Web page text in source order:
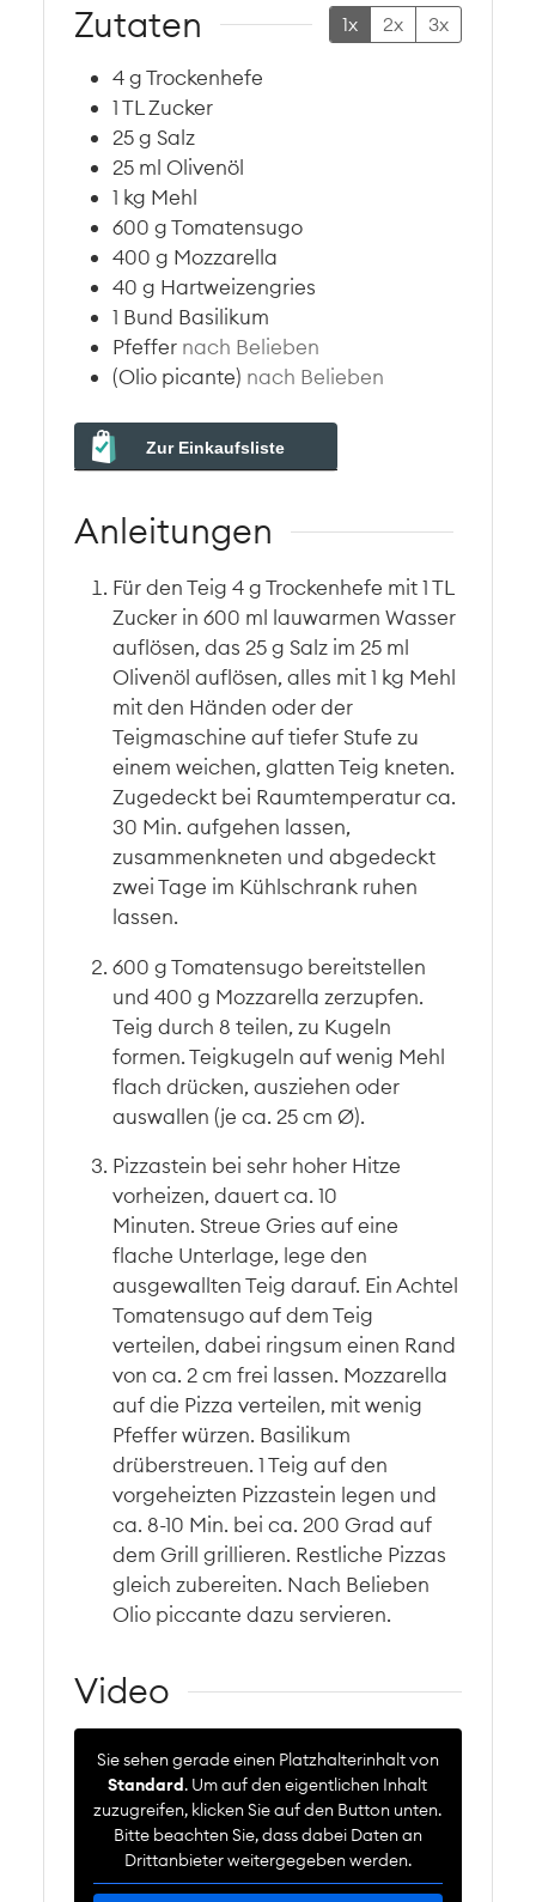
Zutaten 1x 2x 3x
4gTrockenhefe
1TLZucker
25g Salz
25 ml Olivenöl
1 kg Mehl
600 gTomatensugo
400 g Mozzarella
40 g Hartweizengries
1 Bund Basilikum
Pfeffer nach Belieben
(Olio picante) nach Belieben
Zur Einkaufsliste
Anleitungen
Für den Teig 4 g Trockenhefe mit 1 TL
Zucker in 600 ml lauwarmen Wasser
auflösen, das 25 g Salz im 25 ml
Olivenöl auflösen, alles mit 1 kg Mehl
mit den Händen oder der
Teigmaschine auf tiefer Stufe zu
einem weichen, glatten Teig kneten.
Zugedeckt bei Raumtemperatur ca.
30 Min. aufgehen lassen,
zusammenkneten und abgedeckt
zwei Tage im Kühlschrank ruhen
lassen.
600 g Tomatensugo bereitstellen
und 400 g Mozzarella zerzupfen.
Teig durch 8 teilen, zu Kugeln
formen. Teigkugeln auf wenig Mehl
flach drücken, ausziehen oder
auswallen (je ca. 25 cm Ø).
Pizzastein bei sehr hoher Hitze
vorheizen, dauert ca. 10
Minuten. Streue Gries auf eine
flache Unterlage, lege den
ausgewallten Teig darauf. Ein Achtel
Tomatensugo auf dem Teig
verteilen, dabei ringsum einen Rand
von ca. 2 cm frei lassen. Mozzarella
auf die Pizza verteilen, mit wenig
Pfeffer würzen. Basilikum
drüberstreuen. 1 Teig auf den
vorgeheizten Pizzastein legen und
ca. 8-10 Min. bei ca. 200 Grad auf
dem Grill grillieren. Restliche Pizzas
gleich zubereiten. Nach Belieben
Olio piccante dazu servieren.
Video
Sie sehen gerade einen Platzhalterinhalt von
Standard . Um auf den eigentlichen Inhalt
zuzugreifen, klicken Sie auf den Button unten.
Bitte beachten Sie, dass dabei Daten an
Drittanbieter weitergegeben werden.